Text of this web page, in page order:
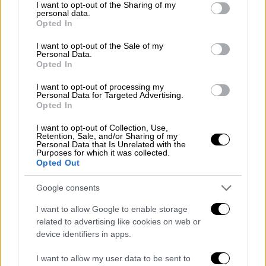
not limited to your visit or usage behaviour. You may click to
grant or deny consent to Google and its third-party tags to
use your data for below specified purposes in below Google
consent section.
I want to opt-out of the Sharing of my
personal data.
Opted In
I want to opt-out of the Sale of my
Personal Data.
Opted In
I want to opt-out of processing my
Personal Data for Targeted Advertising.
Opted In
I want to opt-out of Collection, Use,
Retention, Sale, and/or Sharing of my
Personal Data that Is Unrelated with the
Purposes for which it was collected.
Opted Out
Google consents
I want to allow Google to enable storage
related to advertising like cookies on web or
device identifiers in apps.
I want to allow my user data to be sent to
φυσικού αερίου. Παρά την ώθηση πολλών
δεκαετιών της Ευρώπης προς την πράσινη
και τις ανανεώσιμες πηγές ενέργειας, η
άνοδος των τιμών της ενέργειας έχει
ειρωνικά οδηγήσει στην αυξημένη χρήση
άνθρακα για την κάλυψη της ζήτησης. Καθώς
το φυσικό αέριο είναι μια πιο καθαρή
άνθρακα, είναι μια κρίσιμη πηγή ενέργειας
για τις κυβερνήσεις που επιδιώκουν τη
μετάβαση σε πιο πράσινες πηγές ενέργειας.
Η Ευρωπαϊκή Ένωση αναγνωρίζει αυτό το
γεγονός και έχει ανακηρύξει τον αγωγό
EastMed “καίριας σημασίας έργο”».
Ο βουλευτής από την Φλόριντα,
, χαρακτήρισε τις ενέργειες της